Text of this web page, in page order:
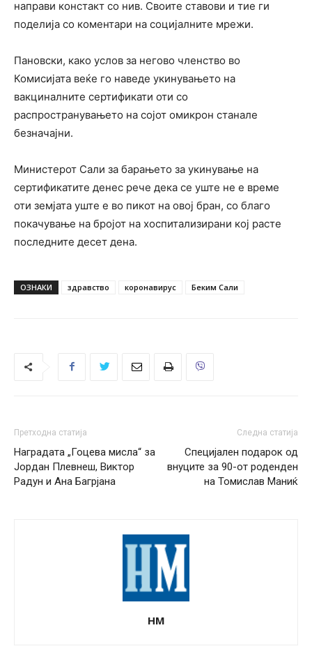
направи констакт со нив. Своите ставови и тие ги
поделија со коментари на социјалните мрежи.
Пановски, како услов за негово членство во
Комисијата веќе го наведе укинувањето на
вакциналните сертификати оти со
распространувањето на сојот омикрон станале
безначајни.
Министерот Сали за барањето за укинување на
сертификатите денес рече дека се уште не е време
оти земјата уште е во пикот на овој бран, со благо
покачување на бројот на хоспитализирани кој расте
последните десет дена.
ОЗНАКИ здравство коронавирус Беким Сали
Претходна статија
Наградата „Гоцева мисла“ за
Јордан Плевнеш, Виктор
Радун и Ана Багрјана
Следна статија
Специјален подарок од
внуците за 90-от роденден
на Томислав Маниќ
НМ